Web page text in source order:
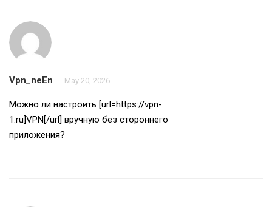
Vpn_neEn May 20, 2026
Можно ли настроить [url=https://vpn-
1.ru]VPN[/url] вручную без стороннего
приложения?